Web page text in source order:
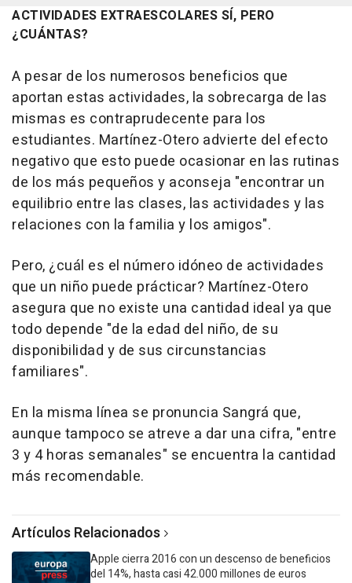
ACTIVIDADES EXTRAESCOLARES SÍ, PERO
¿CUÁNTAS?
A pesar de los numerosos beneficios que
aportan estas actividades, la sobrecarga de las
mismas es contraprudecente para los
estudiantes. Martínez-Otero advierte del efecto
negativo que esto puede ocasionar en las rutinas
de los más pequeños y aconseja "encontrar un
equilibrio entre las clases, las actividades y las
relaciones con la familia y los amigos".
Pero, ¿cuál es el número idóneo de actividades
que un niño puede prácticar? Martínez-Otero
asegura que no existe una cantidad ideal ya que
todo depende "de la edad del niño, de su
disponibilidad y de sus circunstancias
familiares".
En la misma línea se pronuncia Sangrá que,
aunque tampoco se atreve a dar una cifra, "entre
3 y 4 horas semanales" se encuentra la cantidad
más recomendable.
Artículos Relacionados
Apple cierra 2016 con un descenso de beneficios
del 14%, hasta casi 42.000 millones de euros